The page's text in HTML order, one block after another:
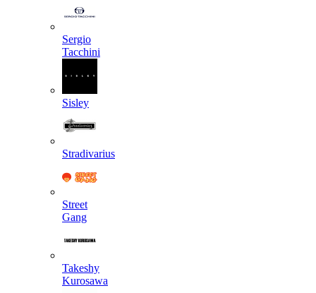
Sergio
Tacchini
Sisley
Stradivarius
Street
Gang
Takeshy
Kurosawa